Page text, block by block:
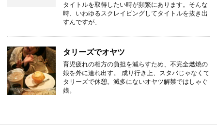
タイトルを取得したい時が頻繁にあります。そんな
時、いわゆるスクレイピングしてタイトルを抜き出
すんですが、 …
タリーズでオヤツ
育児疲れの相方の負担を減らすため、不完全燃焼の
娘を外に連れ出す。 成り行き上、スタバじゃなくて
タリーズで休憩。滅多にないオヤツ解禁ではしゃぐ
娘。